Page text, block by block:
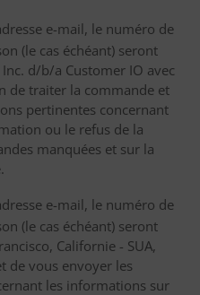
e-mail, le numéro de
(le cas échéant) seront
d/b/a Customer IO avec
de traiter la commande et
pertinentes concernant
ou le refus de la
manquées et sur la
e-mail, le numéro de
(le cas échéant) seront
Californie - SUA,
de vous envoyer les
les informations sur